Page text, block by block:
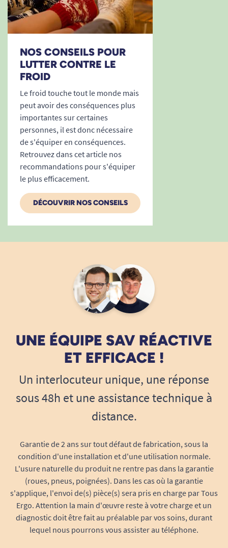
A
48
B
42
C
Taille Femme
36
Taille Homme
NOS CONSEILS POUR
LUTTER CONTRE LE
FROID
Le froid touche tout le monde mais
peut avoir des conséquences plus
importantes sur certaines
personnes, il est donc nécessaire
de s'équiper en conséquences.
Retrouvez dans cet article nos
recommandations pour s'équiper
le plus efficacement.
DÉCOUVRIR NOS CONSEILS
UNE ÉQUIPE SAV RÉACTIVE
ET EFFICACE !
Un interlocuteur unique, une réponse
sous 48h et une assistance technique à
distance.
Garantie de 2 ans sur tout défaut de fabrication, sous la
condition d'une installation et d'une utilisation normale.
L'usure naturelle du produit ne rentre pas dans la garantie
(roues, pneus, poignées). Dans les cas où la garantie
s'applique, l'envoi de(s) pièce(s) sera pris en charge par Tous
Ergo. Attention la main d'œuvre reste à votre charge et un
diagnostic doit être fait au préalable par vos soins, durant
lequel nous pourrons vous assister au téléphone.